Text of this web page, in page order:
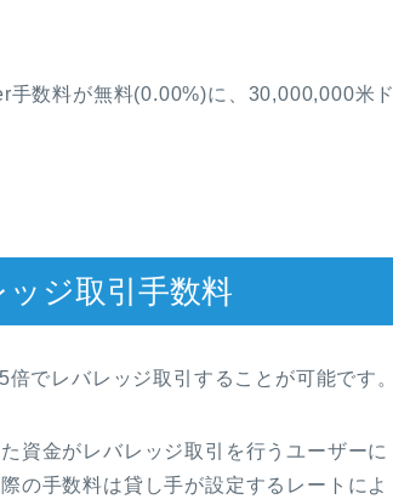
数料が無料(0.00%)に、30,000,000米ド
ジ取引手数料
でレバレッジ取引することが可能です。
資金がレバレッジ取引を行うユーザーに
の手数料は貸し手が設定するレートによ